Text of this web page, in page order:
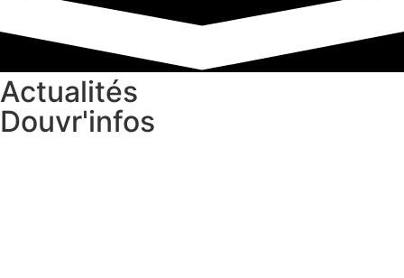
Actualités
Douvr'infos